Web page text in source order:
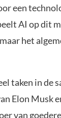
een
AI op dit
het
taken in de
Elon Musk
van